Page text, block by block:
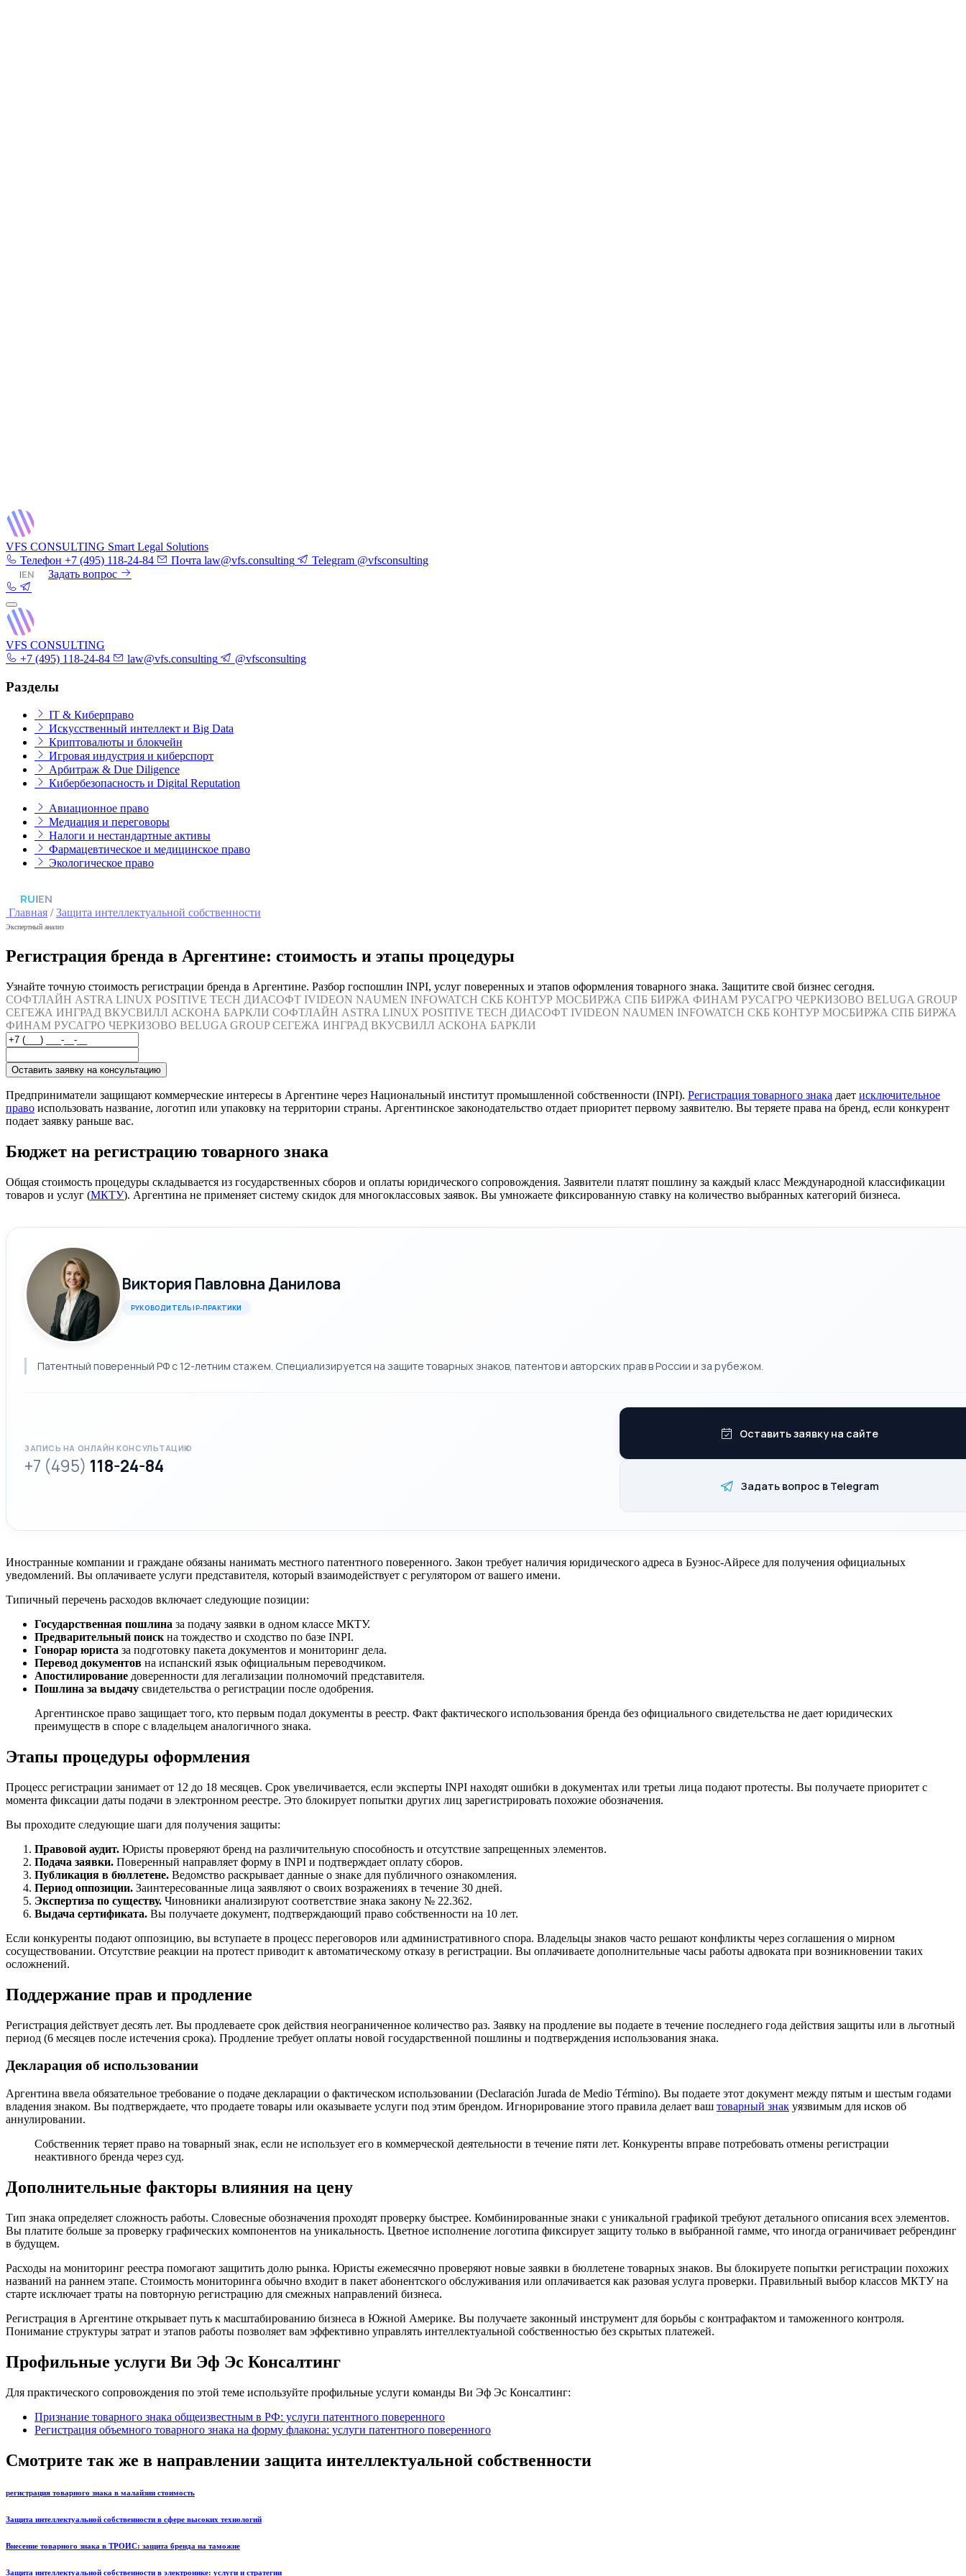
VFS CONSULTING Smart Legal Solutions
Телефон +7 (495) 118-24-84 Почта law@vfs.consulting Telegram @vfsconsulting
|EN Задать вопрос
VFS CONSULTING
+7 (495) 118-24-84
law@vfs.consulting @vfsconsulting
Разделы
IT & Киберправо
Искусственный интеллект и Big Data
Криптовалюты и блокчейн
Игровая индустрия и киберспорт
Арбитраж & Due Diligence
Кибербезопасность и Digital Reputation
Авиационное право
Медиация и переговоры
Налоги и нестандартные активы
Фармацевтическое и медицинское право
Экологическое право
RU|EN
Главная /Защита интеллектуальной собственности
Экспертный анализ
Регистрация бренда в Аргентине: стоимость и этапы процедуры
Узнайте точную стоимость регистрации бренда в Аргентине. Разбор госпошлин INPI, услуг поверенных и этапов оформления товарного знака. Защитите свой бизнес сегодня.
СОФТЛАЙН ASTRA LINUX POSITIVE TECH ДИАСОФТ IVIDEON NAUMEN INFOWATCH СКБ КОНТУР МОСБИРЖА СПБ БИРЖА ФИНАМ РУСАГРО ЧЕРКИЗОВО BELUGA GROUP
СЕГЕЖА ИНГРАД ВКУСВИЛЛ АСКОНА БАРКЛИ СОФТЛАЙН ASTRA LINUX POSITIVE TECH ДИАСОФТ IVIDEON NAUMEN INFOWATCH СКБ КОНТУР МОСБИРЖА СПБ БИРЖА
ФИНАМ РУСАГРО ЧЕРКИЗОВО BELUGA GROUP СЕГЕЖА ИНГРАД ВКУСВИЛЛ АСКОНА БАРКЛИ
Оставить заявку на консультацию
Предприниматели защищают коммерческие интересы в Аргентине через Национальный институт промышленной собственности (INPI). Регистрация товарного знака дает исключительное
право использовать название, логотип или упаковку на территории страны. Аргентинское законодательство отдает приоритет первому заявителю. Вы теряете права на бренд, если конкурент
подает заявку раньше вас.
Бюджет на регистрацию товарного знака
Общая стоимость процедуры складывается из государственных сборов и оплаты юридического сопровождения. Заявители платят пошлину за каждый класс Международной классификации
товаров и услуг (МКТУ). Аргентина не применяет систему скидок для многоклассовых заявок. Вы умножаете фиксированную ставку на количество выбранных категорий бизнеса.
Виктория Павловна Данилова
РУКОВОДИТЕЛЬ IP-ПРАКТИКИ
Патентный поверенный РФ с 12-летним стажем. Специализируется на защите товарных знаков, патентов и авторских прав в России и за рубежом.
ЗАПИСЬ НА ОНЛАЙН КОНСУЛЬТАЦИЮ
+7 (495) 118-24-84
Оставить заявку на сайте
Задать вопрос в Telegram
Иностранные компании и граждане обязаны нанимать местного патентного поверенного. Закон требует наличия юридического адреса в Буэнос-Айресе для получения официальных
уведомлений. Вы оплачиваете услуги представителя, который взаимодействует с регулятором от вашего имени.
Типичный перечень расходов включает следующие позиции:
Государственная пошлина за подачу заявки в одном классе МКТУ.
Предварительный поиск на тождество и сходство по базе INPI.
Гонорар юриста за подготовку пакета документов и мониторинг дела.
Перевод документов на испанский язык официальным переводчиком.
Апостилирование доверенности для легализации полномочий представителя.
Пошлина за выдачу свидетельства о регистрации после одобрения.
Аргентинское право защищает того, кто первым подал документы в реестр. Факт фактического использования бренда без официального свидетельства не дает юридических
преимуществ в споре с владельцем аналогичного знака.
Этапы процедуры оформления
Процесс регистрации занимает от 12 до 18 месяцев. Срок увеличивается, если эксперты INPI находят ошибки в документах или третьи лица подают протесты. Вы получаете приоритет с
момента фиксации даты подачи в электронном реестре. Это блокирует попытки других лиц зарегистрировать похожие обозначения.
Вы проходите следующие шаги для получения защиты:
Правовой аудит. Юристы проверяют бренд на различительную способность и отсутствие запрещенных элементов.
Подача заявки. Поверенный направляет форму в INPI и подтверждает оплату сборов.
Публикация в бюллетене. Ведомство раскрывает данные о знаке для публичного ознакомления.
Период оппозиции. Заинтересованные лица заявляют о своих возражениях в течение 30 дней.
Экспертиза по существу. Чиновники анализируют соответствие знака закону № 22.362.
Выдача сертификата. Вы получаете документ, подтверждающий право собственности на 10 лет.
Если конкуренты подают оппозицию, вы вступаете в процесс переговоров или административного спора. Владельцы знаков часто решают конфликты через соглашения о мирном
сосуществовании. Отсутствие реакции на протест приводит к автоматическому отказу в регистрации. Вы оплачиваете дополнительные часы работы адвоката при возникновении таких
осложнений.
Поддержание прав и продление
Регистрация действует десять лет. Вы продлеваете срок действия неограниченное количество раз. Заявку на продление вы подаете в течение последнего года действия защиты или в льготный
период (6 месяцев после истечения срока). Продление требует оплаты новой государственной пошлины и подтверждения использования знака.
Декларация об использовании
Аргентина ввела обязательное требование о подаче декларации о фактическом использовании (Declaración Jurada de Medio Término). Вы подаете этот документ между пятым и шестым годами
владения знаком. Вы подтверждаете, что продаете товары или оказываете услуги под этим брендом. Игнорирование этого правила делает ваш товарный знак уязвимым для исков об
аннулировании.
Собственник теряет право на товарный знак, если не использует его в коммерческой деятельности в течение пяти лет. Конкуренты вправе потребовать отмены регистрации
неактивного бренда через суд.
Дополнительные факторы влияния на цену
Тип знака определяет сложность работы. Словесные обозначения проходят проверку быстрее. Комбинированные знаки с уникальной графикой требуют детального описания всех элементов.
Вы платите больше за проверку графических компонентов на уникальность. Цветное исполнение логотипа фиксирует защиту только в выбранной гамме, что иногда ограничивает ребрендинг
в будущем.
Расходы на мониторинг реестра помогают защитить долю рынка. Юристы ежемесячно проверяют новые заявки в бюллетене товарных знаков. Вы блокируете попытки регистрации похожих
названий на раннем этапе. Стоимость мониторинга обычно входит в пакет абонентского обслуживания или оплачивается как разовая услуга проверки. Правильный выбор классов МКТУ на
старте исключает траты на повторную регистрацию для смежных направлений бизнеса.
Регистрация в Аргентине открывает путь к масштабированию бизнеса в Южной Америке. Вы получаете законный инструмент для борьбы с контрафактом и таможенного контроля.
Понимание структуры затрат и этапов работы позволяет вам эффективно управлять интеллектуальной собственностью без скрытых платежей.
Профильные услуги Ви Эф Эс Консалтинг
Для практического сопровождения по этой теме используйте профильные услуги команды Ви Эф Эс Консалтинг:
Признание товарного знака общеизвестным в РФ: услуги патентного поверенного
Регистрация объемного товарного знака на форму флакона: услуги патентного поверенного
Смотрите так же в направлении защита интеллектуальной собственности
регистрация товарного знака в малайзии стоимость
Защита интеллектуальной собственности в сфере высоких технологий
Внесение товарного знака в ТРОИС: защита бренда на таможне
Защита интеллектуальной собственности в электронике: услуги и стратегии